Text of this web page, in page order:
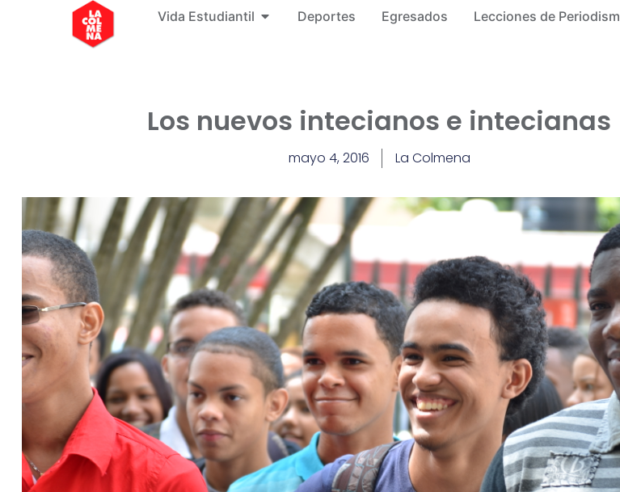
Vida Estudiantil Deportes Egresados Lecciones de
Los nuevos intecianos e intecianas
mayo 4, 2016 La Colmena